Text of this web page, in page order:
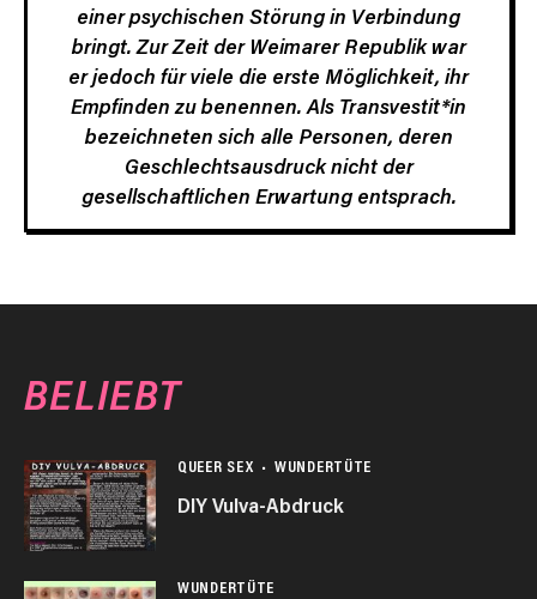
einer psychischen Störung in Verbindung
bringt. Zur Zeit der Weimarer Republik war
er jedoch für viele die erste Möglichkeit, ihr
Empfinden zu benennen. Als Transvestit*in
bezeichneten sich alle Personen, deren
Geschlechtsausdruck nicht der
gesellschaftlichen Erwartung entsprach.
BELIEBT
QUEER SEX WUNDERTÜTE
DIY Vulva-Abdruck
WUNDERTÜTE